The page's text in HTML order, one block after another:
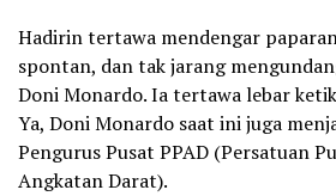
Hadirin tertawa mendengar
spontan, dan tak jarang
Doni Monardo. Ia tertawa lebar
Ya, Doni Monardo saat ini juga
Pengurus Pusat PPAD (Persatuan
Angkatan Darat).